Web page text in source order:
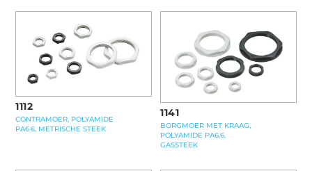
1112
CONTRAMOER, POLYAMIDE
PA6.6, METRISCHE STEEK
1141
BORGMOER MET KRAAG,
POLYAMIDE PA6.6,
GASSTEEK